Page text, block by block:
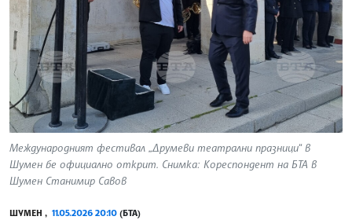
Международният фестивал „Друмеви театрални празници“ в
Шумен бе официално открит. Снимка: Кореспондент на БТА в
Шумен Станимир Савов
ШУМЕН , 11.05.2026 20:10 (БТА)